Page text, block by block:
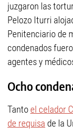
juzgaron las
Pelozo Iturri
Penitenciario de
condenados
agentes y
Ocho
Tanto el celador
de requisa de la